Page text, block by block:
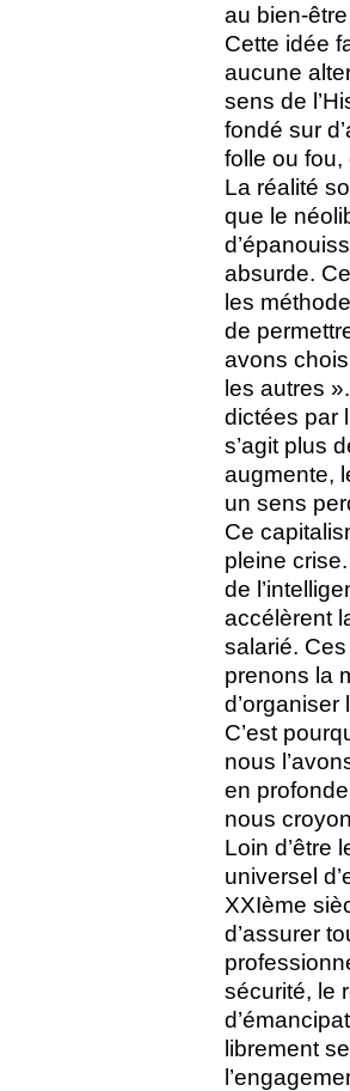
au bien-
Cette idée
aucune
sens de
fondé sur
folle ou fou,
La réalité
que le
absurde.
les
de
avons
les autres
dictées par
s’agit plus
augmente,
un sens
Ce
pleine
de
accélèrent
salarié.
prenons la
C’est
nous
en
nous
Loin d’être
universel
XXIème
d’assurer
sécurité, le
librement